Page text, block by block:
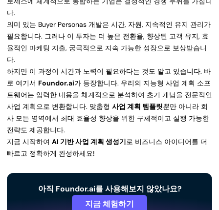
다.
의미 있는 Buyer Personas 개발은 시간, 자원, 지속적인 유지 관리가
필요합니다. 그러나 이 투자는 더 높은 전환율, 향상된 고객 유지, 효
율적인 마케팅 지출, 궁극적으로 지속 가능한 성장으로 보상받습니
다.
하지만 이 과정이 시간과 노력이 필요하다는 것도 알고 있습니다. 바
로 여기서 Foundor.ai가 등장합니다. 우리의 지능형 사업 계획 소프
트웨어는 입력한 내용을 체계적으로 분석하여 초기 개념을 전문적인
사업 계획으로 변환합니다. 맞춤형 사업 계획 템플릿뿐만 아니라 회
사 모든 영역에서 최대 효율성 향상을 위한 구체적이고 실행 가능한
전략도 제공합니다.
지금 시작하여 AI 기반 사업 계획 생성기로 비즈니스 아이디어를 더
빠르고 정확하게 완성하세요!
아직 Foundor.ai를 사용해보지 않았나요?
지금 체험하기